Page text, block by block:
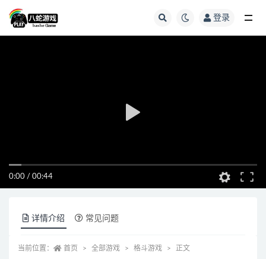
登录
0:00 / 00:44
详情介绍 常见问题
当前位置： 首页 全部游戏 格斗游戏 正文